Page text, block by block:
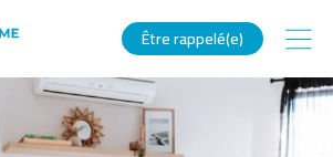
Être rappelé(e)